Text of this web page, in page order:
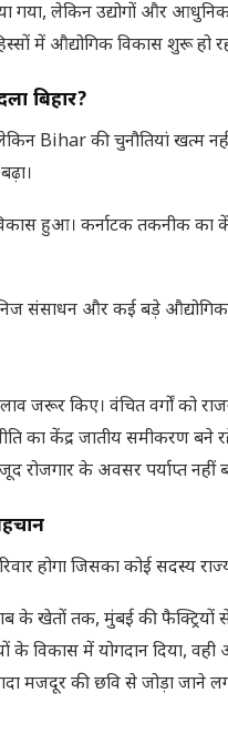
गया, लेकिन उद्योगों और आधुनिक
में औद्योगिक विकास शुरू हो
बिहार?
Bihar की चुनौतियां खत्म
हुआ। कर्नाटक तकनीक का
संसाधन और कई बड़े औद्योगिक
जरूर किए। वंचित वर्गों को
का केंद्र जातीय समीकरण बने
रोजगार के अवसर पर्याप्त नहीं
होगा जिसका कोई सदस्य
के खेतों तक, मुंबई की
विकास में योगदान दिया,
मजदूर की छवि से जोड़ा जाने